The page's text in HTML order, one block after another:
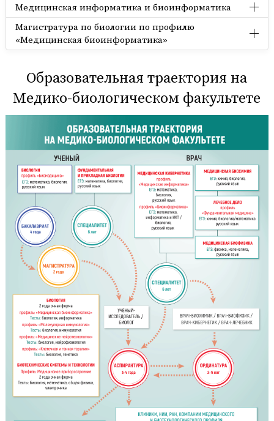
Медицинская информатика и биоинформатика
Магистратура по биологии по профилю
«Медицинская биоинформатика»
Образовательная траектория на
Медико-биологическом факультете